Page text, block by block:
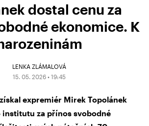
dostal cenu za
ekonomice. K
LENKA ZLÁMALOVÁ
15. 05. 2026 • 19:45
expremiér Mirek Topolánek
za přínos svobodné